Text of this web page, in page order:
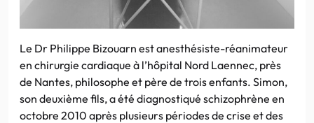
Le Dr Philippe Bizouarn est anesthésiste-réanimateur
en chirurgie cardiaque à l’hôpital Nord Laennec, près
de Nantes, philosophe et père de trois enfants. Simon,
son deuxième fils, a été diagnostiqué schizophrène en
octobre 2010 après plusieurs périodes de crise et des